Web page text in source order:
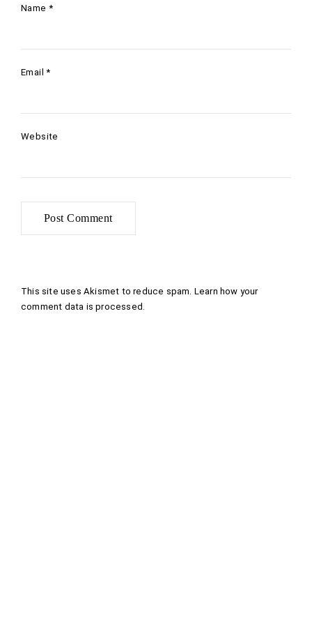
Name *
Email*
Website
This site uses Akismet to reduce spam. Learn how your
comment data is processed .